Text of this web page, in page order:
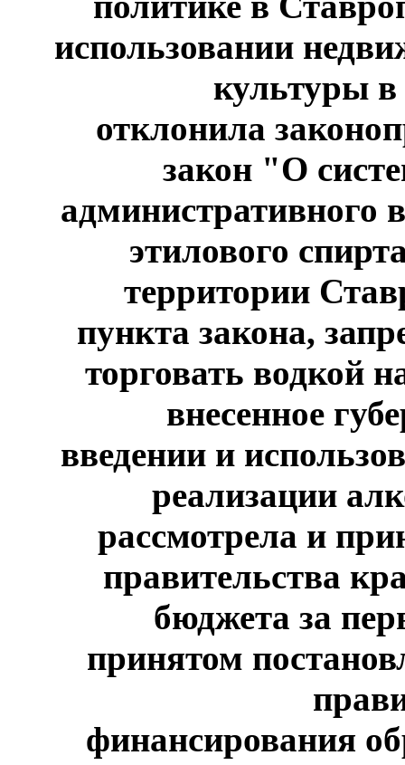
использовании
культуры
отклонила
закон "О
административного
этилового
территории
пункта закона,
торговать водкой
внесенное
введении и
реализации
рассмотрела и
правительства
бюджета за
принятом
финансирования